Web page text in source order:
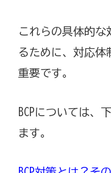
これらの具体的な
るために、対応体
重要です。
BCPについては、
ます。